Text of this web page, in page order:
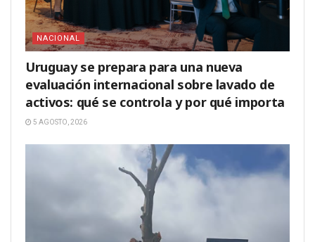
NACIONAL
Uruguay se prepara para una nueva
evaluación internacional sobre lavado de
activos: qué se controla y por qué importa
5 AGOSTO, 2026